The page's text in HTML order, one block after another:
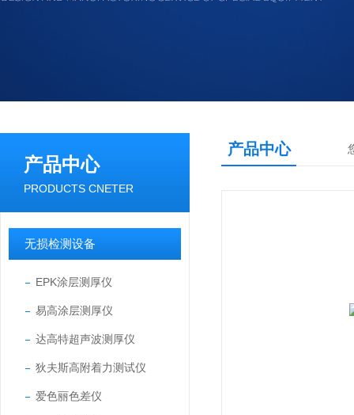
产品中心
PRODUCTS CNETER
无损检测设备
EPK涂层测厚仪
易高涂层测厚仪
达高特超声波测厚仪
狄夫斯高附着力测试仪
爱色丽色差仪
产品中心